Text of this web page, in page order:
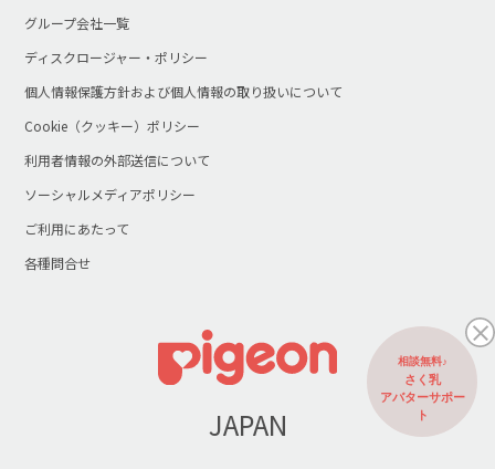
グループ会社一覧
ディスクロージャー・ポリシー
個人情報保護方針および個人情報の取り扱いについて
Cookie（クッキー）ポリシー
利用者情報の外部送信について
ソーシャルメディアポリシー
ご利用にあたって
各種問合せ
JAPAN
相談無料♪
さく乳
アバターサポー
ト